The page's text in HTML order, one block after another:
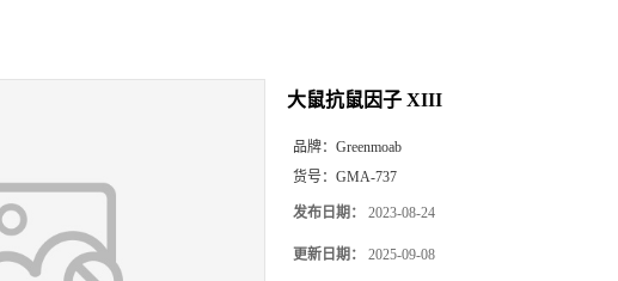
大鼠抗鼠因子 XIII
品牌： Greenmoab
货号： GMA-737
发布日期： 2023-08-24
更新日期： 2025-09-08